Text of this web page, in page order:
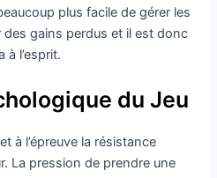
plus facile de gérer les
des gains perdus et il est donc
à l’esprit.
du Jeu
à l’épreuve la résistance
La pression de prendre une